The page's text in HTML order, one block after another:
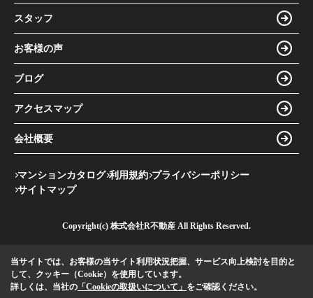
スタッフ
お客様の声
ブログ
アクセスマップ
会社概要
マンションカタログ 利用規約 プライバシーポリシー
サイトマップ
Copyright(c) 株式会社R不動産 All Rights Reserved.
当サイトでは、お客様の当サイト利用状況把握、サービス向上検討を目的と
して、クッキー（Cookie）を使用しています。
詳しくは、当社の 「Cookieの取扱いについて」 をご確認ください。